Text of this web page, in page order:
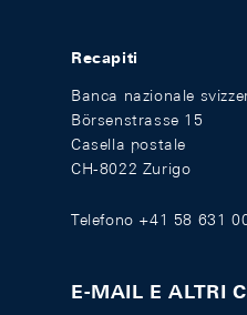
Recapiti
Banca nazionale
Börsenstrasse 15
Casella postale
CH-8022 Zurigo
Telefono +41 58 631
E-MAIL E ALTRI